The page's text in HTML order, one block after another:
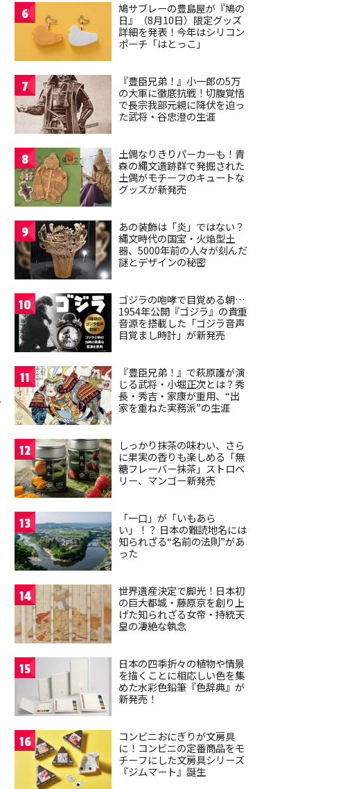
6
鳩サブレーの豊島屋が『鳩の
日』（8月10日）限定グッズ
詳細を発表！今年はシリコン
ポーチ「はとっこ」
7
『豊臣兄弟！』小一郎の5万
の大軍に徹底抗戦！切腹覚悟
で長宗我部元親に降伏を迫っ
た武将・谷忠澄の生涯
8
土偶なりきりパーカーも！青
森の縄文遺跡群で発掘された
土偶がモチーフのキュートな
グッズが新発売
9
あの装飾は「炎」ではない？
縄文時代の国宝・火焔型土
器、5000年前の人々が刻んだ
謎とデザインの秘密
10
ゴジラの咆哮で目覚める朝…
1954年公開『ゴジラ』の貴重
音源を搭載した「ゴジラ音声
目覚まし時計」が新発売
11
『豊臣兄弟！』で萩原護が演
じる武将・小堀正次とは？秀
長・秀吉・家康が重用、“出
家を重ねた実務派”の生涯
12
しっかり抹茶の味わい、さら
に果実の香りも楽しめる「無
糖フレーバー抹茶」ストロベ
リー、マンゴー新発売
13
「一口」が「いもあら
い」！？ 日本の難読地名には
知られざる“名前の法則”があ
った
14
世界遺産決定で脚光！日本初
の巨大都城・藤原京を創り上
げた知られざる女帝・持統天
皇の凄絶な執念
15
日本の四季折々の植物や情景
を描くことに相応しい色を集
めた水彩色鉛筆『色辞典』が
新発売！
16
コンビニおにぎりが文房具
に！コンビニの定番商品をモ
チーフにした文房具シリーズ
『ジムマート』誕生